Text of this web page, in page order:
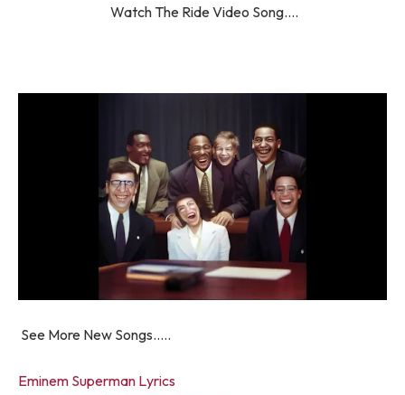
Watch ​​The Ride Video Song….
See More New Songs…..
Eminem Superman Lyrics